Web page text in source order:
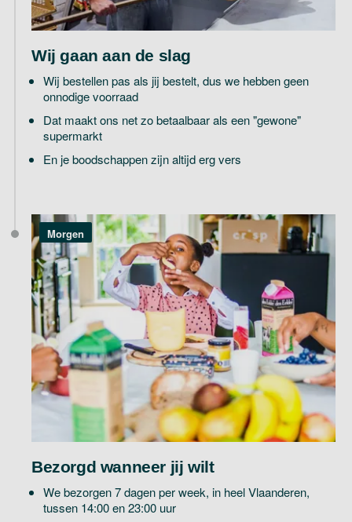
Wij gaan aan de slag
Wij bestellen pas als jij bestelt, dus we hebben geen
onnodige voorraad
Dat maakt ons net zo betaalbaar als een "gewone"
supermarkt
En je boodschappen zijn altijd erg vers
Morgen
Bezorgd wanneer jij wilt
We bezorgen 7 dagen per week, in heel Vlaanderen,
tussen 14:00 en 23:00 uur